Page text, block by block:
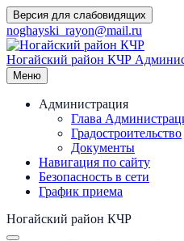
Перейти
к
содержимому
Версия для слабовидящих
noghayski_rayon@mail.ru
Ногайский район КЧР
Меню
Администрация
Глава
Градостроительство
Документы
Навигация по сайту
Безопасность в сети
График приема
Ногайский район КЧР